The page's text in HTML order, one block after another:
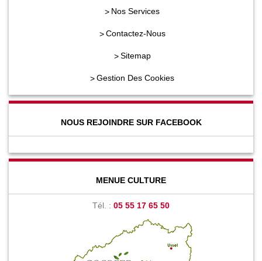
Nos Services
Contactez-Nous
Sitemap
Gestion Des Cookies
NOUS REJOINDRE SUR FACEBOOK
MENUE CULTURE
Tél. : 05 55 17 65 50